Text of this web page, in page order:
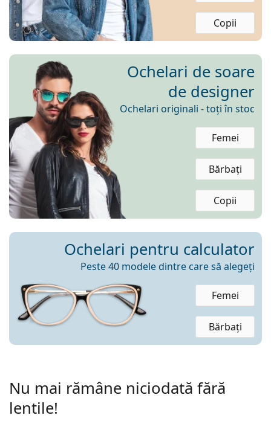
Persol
Prada
Toate mărcile
Copii
Ochelari de soare
de designer
Ochelari originali - toți în stoc
Femei
Bărbați
Copii
Ochelari pentru calculator
Peste 40 modele dintre care să alegeți
Femei
Bărbați
Nu mai rămâne niciodată fără
lentile!